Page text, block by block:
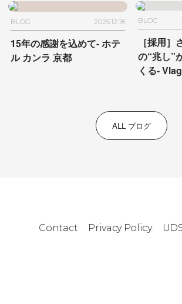
BLOG 2025.12.18
15年の感謝を込めて- ホテ
ル カンラ 京都
BLOG
［採用
の“兆し”
くる-
ALL ブログ
Contact Privacy Policy